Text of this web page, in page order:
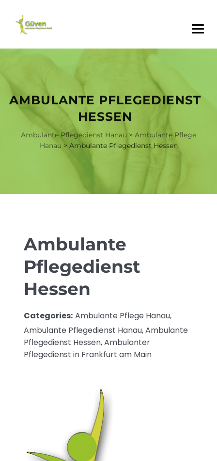
AMBULANTE PFLEGEDIENST
HESSEN
Ambulante Pflegedienst Hanau > Ambulante Pflege
Hanau > Ambulante Pflegedienst Hessen
Ambulante
Pflegedienst
Hessen
Categories: Ambulante Pflege Hanau,
Ambulante Pflegedienst Hanau, Ambulante
Pflegedienst Hessen, Ambulanter
Pflegedienst in Frankfurt am Main